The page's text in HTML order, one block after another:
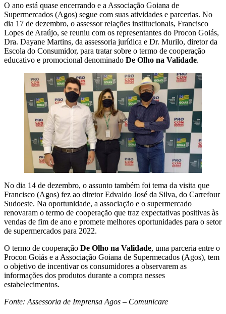
O ano está quase encerrando e a Associação Goiana de
Supermercados (Agos) segue com suas atividades e parcerias. No
dia 17 de dezembro, o assessor relações institucionais, Francisco
Lopes de Araújo, se reuniu com os representantes do Procon Goiás,
Dra. Dayane Martins, da assessoria jurídica e Dr. Murilo, diretor da
Escola do Consumidor, para tratar sobre o termo de cooperação
educativo e promocional denominado De Olho na Validade.
No dia 14 de dezembro, o assunto também foi tema da visita que
Francisco (Agos) fez ao diretor Edvaldo José da Silva, do Carrefour
Sudoeste. Na oportunidade, a associação e o supermercado
renovaram o termo de cooperação que traz expectativas positivas às
vendas de fim de ano e promete melhores oportunidades para o setor
de supermercados para 2022.
O termo de cooperação De Olho na Validade, uma parceria entre o
Procon Goiás e a Associação Goiana de Supermecados (Agos), tem
o objetivo de incentivar os consumidores a observarem as
informações dos produtos durante a compra nesses
estabelecimentos.
Fonte: Assessoria de Imprensa Agos – Comunicare